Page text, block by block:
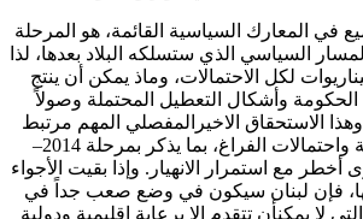
في المعارك السياسية القائمة، هو المرحلة
السياسي الذي ستسلكه البلاد بعدها، لذا
لكل الاحتمالات، وماذ يمكن أن ينتج
الحكومة وأشكال التعطيل المحتملة وصولاً
وهذا الاستحقاق الاخيرالمفصلي المهم مرتبط
بكيفية تشكيل الحكومة واحتمالات الفراغ، بما يذكر بمرحلة 2014–
أخطر مع استمرار الانهيار. وإذا بقيت الأجواء
فإن لبنان سيكون في وضع صعب جداً في
لا يمكنأن تتقدم إلا برعاية إقليمية ودولية